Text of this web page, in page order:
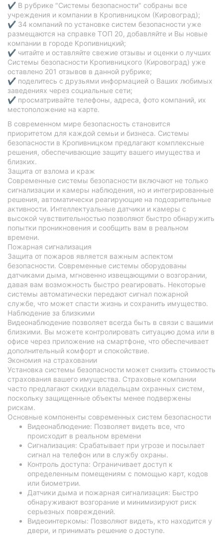
✔ В рубрике "Системы безопасности" собраны все
учреждения и компании в Кропивницком (Кировоград);
✔ 34 компаний по установке систем безопасности уже
размещаются на справке ТОП 20, добавляйте и Вы новые
компании в городе Кропивницкий;
✔ читайте и оставляйте свежие отзывы и оценки о лучших
Системы безопасности Кропивницкого (Кировоград) уже
оставлено 201 отзывов в данной рубрике;
✔ поделитесь с друзьями информацией о Ваших любимых
заведениях через социальные сети;
✔ просматривайте телефоны, адреса, фото компаний, их
местоположение на карте.
В современном мире безопасность становится
приоритетом для каждой семьи и бизнеса. Системы
безопасности в Кропивницком предлагают комплексные
решения, обеспечивающие защиту вашего имущества и
близких.
Защита от взлома и краж
Современные системы безопасности включают не только
сигнализации и камеры наблюдения, но и интегрированные
решения, автоматически реагирующие на подозрительные
активности. Интеллектуальные датчики и камеры с
высокой чувствительностью позволяют быстро обнаружить
попытки проникновения и сообщить вам в реальном
времени.
Пожарная сигнализация
Защита от пожаров является важным аспектом
безопасности. Современные системы оборудованы
датчиками дыма, мгновенно извещающими о возгорании,
давая вам возможность быстро реагировать. Некоторые
системы автоматически передают сигнал пожарной
службе, что может спасти жизнь и сохранить имущество.
Наблюдение за близкими
Видеонаблюдение позволяет всегда быть в связи с вашими
близкими. Вы можете контролировать ситуацию дома или в
офисе через приложение на смартфоне, что обеспечивает
дополнительный комфорт и спокойствие.
Экономия на страховании
Установка системы безопасности может снизить стоимость
страхования вашего имущества. Страховые компании
часто предлагают скидки владельцам охранных систем,
поскольку защищенные объекты менее подвержены
рискам.
Основные компоненты современных систем безопасности
Видеонаблюдение: Позволяет видеть все, что
происходит в реальном времени
Сигнализация: Срабатывает при угрозе и посылает
сигнал на телефон или в службу охраны.
Контроль доступа: Ограничивает доступ к
определенным помещениям с помощью карт, кодов
или биометрии.
Датчики дыма и пожарная сигнализация: Быстро
обнаруживают возгорание и минимизируют риск
серьезных повреждений.
Видеоинтеркомы: Позволяют видеть, кто находится у
двери, и принимать решение о доступе.